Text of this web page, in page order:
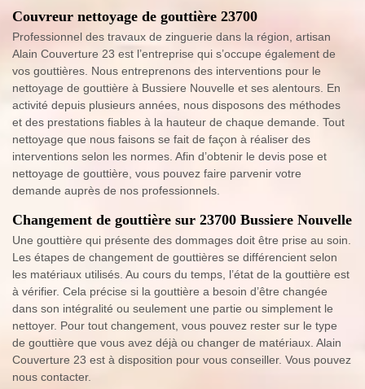
Couvreur nettoyage de gouttière 23700
Professionnel des travaux de zinguerie dans la région, artisan
Alain Couverture 23 est l’entreprise qui s’occupe également de
vos gouttières. Nous entreprenons des interventions pour le
nettoyage de gouttière à Bussiere Nouvelle et ses alentours. En
activité depuis plusieurs années, nous disposons des méthodes
et des prestations fiables à la hauteur de chaque demande. Tout
nettoyage que nous faisons se fait de façon à réaliser des
interventions selon les normes. Afin d’obtenir le devis pose et
nettoyage de gouttière, vous pouvez faire parvenir votre
demande auprès de nos professionnels.
Changement de gouttière sur 23700 Bussiere Nouvelle
Une gouttière qui présente des dommages doit être prise au soin.
Les étapes de changement de gouttières se différencient selon
les matériaux utilisés. Au cours du temps, l’état de la gouttière est
à vérifier. Cela précise si la gouttière a besoin d’être changée
dans son intégralité ou seulement une partie ou simplement le
nettoyer. Pour tout changement, vous pouvez rester sur le type
de gouttière que vous avez déjà ou changer de matériaux. Alain
Couverture 23 est à disposition pour vous conseiller. Vous pouvez
nous contacter.